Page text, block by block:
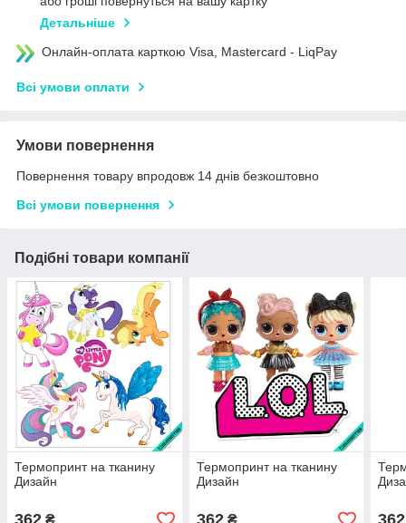
Детальніше
Онлайн-оплата карткою Visa, Mastercard - LiqPay
Всі умови оплати
Умови повернення
Повернення товару впродовж 14 днів безкоштовно
Всі умови повернення
Подібні товари компанії
Термопринт на тканину
Дизайн
Термопринт на тканину
Дизайн